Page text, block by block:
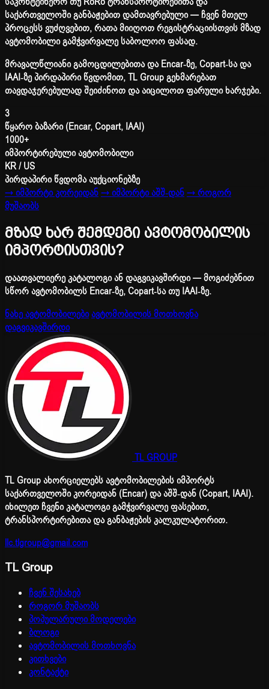
საქართველოში განბაჟებით დამთავრებული — ჩვენ მთელ
პროცესს ვუძღვებით, რათა მიიღოთ რეგისტრაციისთვის მზად
ავტომობილი გამჭვირვალე საბოლოო ფასად.
მრავალწლიანი გამოცდილებითა და Encar-ზე, Copart-სა და
IAAI-ზე პირდაპირი წვდომით, TL Group გეხმარებათ
თავდაჯერებულად შეიძინოთ და აიცილოთ ფარული ხარჯები.
3
წყარო ბაზარი (Encar, Copart, IAAI)
1000+
იმპორტირებული ავტომობილი
KR / US
პირდაპირი წვდომა აუქციონებზე
→ იმპორტი კორეიდან→ იმპორტი აშშ-დან→ როგორ
მუშაობს
მზად ხარ შემდეგი ავტომობილის
იმპორტისთვის?
დაათვალიერე კატალოგი ან დაგვიკავშირდი — მოგიძებნით
სწორ ავტომობილს Encar-ზე, Copart-სა თუ IAAI-ზე.
ნახე ავტომობილებიავტომობილის მოთხოვნა
დაგვიკავშირდი
TL GROUP
TL Group ახორციელებს ავტომობილების იმპორტს
საქართველოში კორეიდან (Encar) და აშშ-დან (Copart, IAAI).
იხილეთ ჩვენი კატალოგი გამჭვირვალე ფასებით,
ტრანსპორტირებითა და განბაჟების კალკულატორით.
llc.tlgroup@gmail.com
TL Group
ჩვენ შესახებ
როგორ მუშაობს
პოპულარული მოდელები
ბლოგი
ავტომობილის მოთხოვნა
კითხვები
კონტაქტი